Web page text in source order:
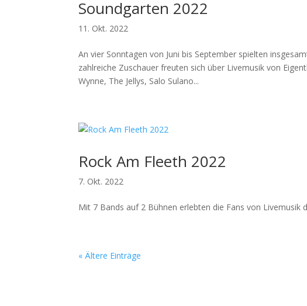
Soundgarten 2022
11. Okt. 2022
An vier Sonntagen von Juni bis September spielten
zahlreiche Zuschauer freuten sich über Livemusik von
Wynne, The Jellys, Salo Sulano...
Rock Am Fleeth 2022
7. Okt. 2022
Mit 7 Bands auf 2 Bühnen erlebten die Fans von Livemusik
« Ältere Einträge